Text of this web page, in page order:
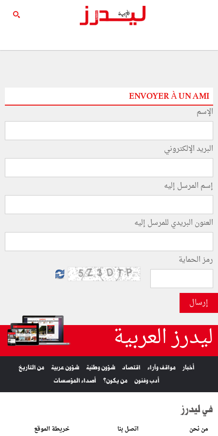
ENVOYER À UN AMI
الإسم
البريد الإلكتروني
إسم المرسل إليه
العنون البريدي للمرسل إليه
رمز الحماية
إرسال
ليدرز العربية
أخبار مواقف وآراء اقتصاد شؤون وطنية شؤون عربية
من التاريخ
أدب وفنون
من يكون؟ أصداء المؤسسات
في ليدرز
من نحن اتصل بنا خريطة الموقع